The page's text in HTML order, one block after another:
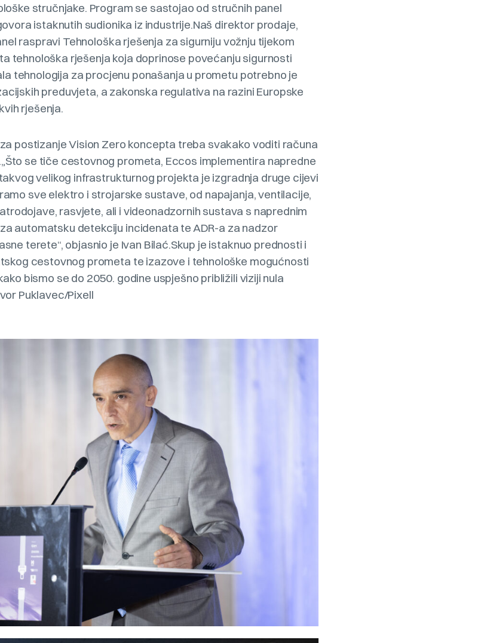
stručnjake. Program se sastojao od stručnih panel
istaknutih sudionika iz industrije.Naš direktor prodaje,
raspravi Tehnološka rješenja za sigurniju vožnju tijekom
tehnološka rješenja koja doprinose povećanju sigurnosti
tehnologija za procjenu ponašanja u prometu potrebno je
preduvjeta, a zakonska regulativa na razini Europske
rješenja.
postizanje Vision Zero koncepta treba svakako voditi računa
se tiče cestovnog prometa, Eccos implementira napredne
velikog infrastrukturnog projekta je izgradnja druge cijevi
sve elektro i strojarske sustave, od napajanja, ventilacije,
rasvjete, ali i videonadzornih sustava s naprednim
automatsku detekciju incidenata te ADR-a za nadzor
terete“, objasnio je Ivan Bilać.Skup je istaknuo prednosti i
cestovnog prometa te izazove i tehnološke mogućnosti
bismo se do 2050. godine uspješno približili viziji nula
Puklavec/Pixell